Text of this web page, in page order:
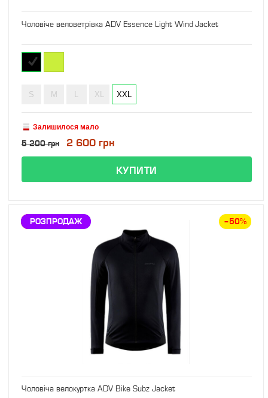
Чоловіче веловетрівка ADV Essence Light Wind Jacket
S M L XL XXL
Залишилося мало
5 200 грн 2 600 грн
ЗНИЖКА –50%
РОЗПРОДАЖ
Чоловіча велокуртка ADV Bike Subz Jacket